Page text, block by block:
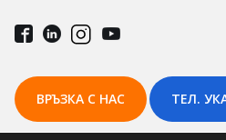
ВРЪЗКА С НАС ТЕЛ.